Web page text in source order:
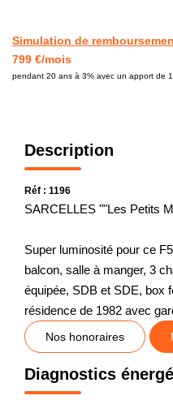
Simulation de
799 €/mois
pendant 20 ans à 3% avec un apport de
Description
Réf : 1196
SARCELLES ""Les Petits
Super luminosité pour ce
balcon, salle à manger, 3
équipée, SDB et SDE, box
résidence de 1982 avec
Nos honoraires
Diagnostics